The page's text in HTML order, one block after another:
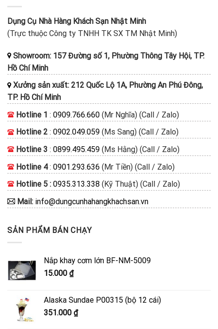
Dụng Cụ Nhà Hàng Khách Sạn Nhật Minh
(Trực thuộc Công ty TNHH TK SX TM Nhật Minh)
Showroom: 157 Đường số 1, Phường Thông Tây Hội, TP.
Hồ Chí Minh
Xưởng sản xuất: 212 Quốc Lộ 1A, Phường An Phú Đông,
TP. Hồ Chí Minh
Hotline 1 : 0909.766.660 (Mr Nghĩa) (Call / Zalo)
Hotline 2 : 0902.049.059 (Ms Sang) (Call / Zalo)
Hotline 3 : 0899.495.459 (Ms Hằng) (Call / Zalo)
Hotline 4: 0901.293.636 (Mr Tiền) (Call / Zalo)
Hotline 5 : 0935.313.338 (Kỹ Thuật) (Call / Zalo)
Mail: info@dungcunhahangkhachsan.vn
SẢN PHẨM BÁN CHẠY
Nắp khay cơm lớn BF-NM-5009
15.000 ₫
Alaska Sundae P00315 (bộ 12 cái)
351.000 ₫